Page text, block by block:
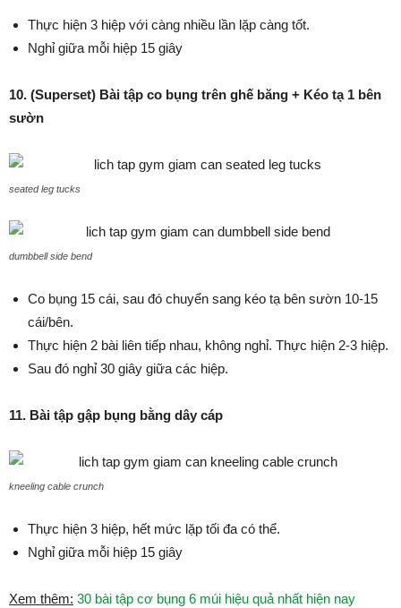
Thực hiện 3 hiệp với càng nhiều lần lặp càng tốt.
Nghỉ giữa mỗi hiệp 15 giây
10. (Superset) Bài tập co bụng trên ghế băng + Kéo tạ 1 bên
sườn
seated leg tucks
dumbbell side bend
Co bụng 15 cái, sau đó chuyển sang kéo tạ bên sườn 10-15
cái/bên.
Thực hiện 2 bài liên tiếp nhau, không nghỉ. Thực hiện 2-3 hiệp.
Sau đó nghỉ 30 giây giữa các hiệp.
11. Bài tập gập bụng bằng dây cáp
kneeling cable crunch
Thực hiện 3 hiệp, hết mức lặp tối đa có thể.
Nghỉ giữa mỗi hiệp 15 giây
Xem thêm: 30 bài tập cơ bụng 6 múi hiệu quả nhất hiện nay